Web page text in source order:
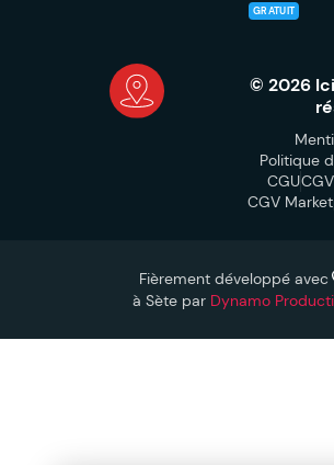
GRATUIT
© 2026
Politique
CGU
CGV
Fièrement développé avec
à Sète par Dynamo